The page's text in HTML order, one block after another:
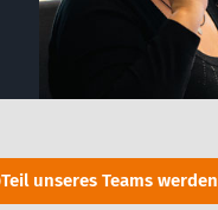
Teil unseres Teams werden